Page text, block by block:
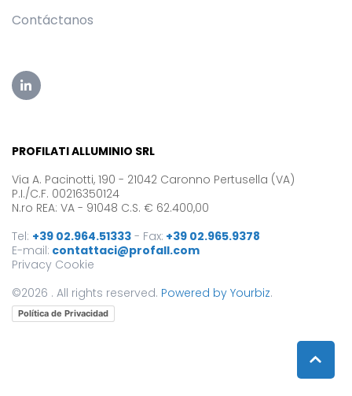
Contáctanos
PROFILATI ALLUMINIO SRL
Via A. Pacinotti, 190 - 21042 Caronno Pertusella (VA)
P.I./C.F. 00216350124
N.ro REA: VA - 91048 C.S. € 62.400,00
Tel: +39 02.964.51333 - Fax: +39 02.965.9378
E-mail: contattaci@profall.com
Privacy Cookie
©2026 . All rights reserved. Powered by Yourbiz.
Política de Privacidad